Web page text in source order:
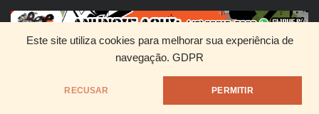
Este site utiliza cookies para melhorar sua experiência de
navegação. GDPR
RECUSAR PERMITIR
HOME QUEM SOMOS
DIVULGUE SEU RAP